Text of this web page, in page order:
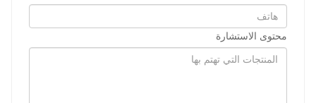
محتوى الاستشارة